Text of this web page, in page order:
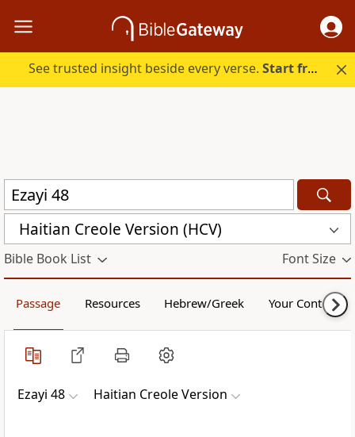
See trusted insight beside every verse.Start free.
Haitian Creole Version (HCV)
Bible Book List Font Size
Passage Resources Hebrew/Greek Your Content
Ezayi 48 Haitian Creole Version